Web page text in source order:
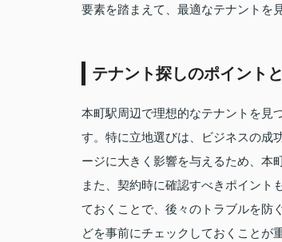
要素を踏まえて、最適なテナントを
テナント探しのポイント
本町駅周辺で理想的なテナントを見
す。特に立地選びは、ビジネスの成
ージに大きく影響を与えるため、本
また、契約時に確認すべきポイント
ておくことで、後々のトラブルを防
どを事前にチェックしておくことが